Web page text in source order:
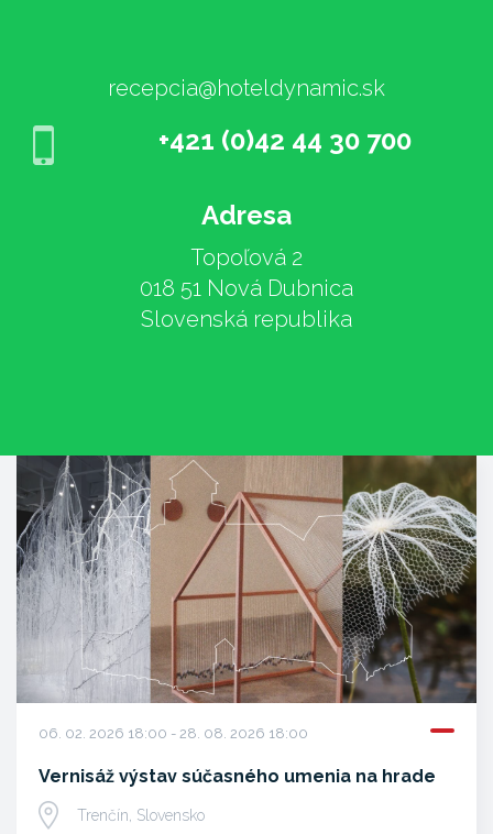
recepcia@hoteldynamic.sk
+421 (0)42 44 30 700
Adresa
Topoľová 2
018 51 Nová Dubnica
Slovenská republika
06. 02. 2026 18:00 - 28. 08. 2026 18:00
Vernisáž výstav súčasného umenia na hrade
Trenčín, Slovensko